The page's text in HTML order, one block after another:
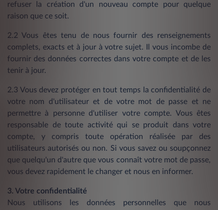
refuser la création d'un nouveau compte pour quelque
raison que ce soit.
2.2 Vous êtes tenu de nous fournir des renseignements
complets, exacts et à jour à votre sujet. Il vous incombe de
fournir des données correctes dans votre compte et de les
tenir à jour.
2.3 Vous devez protéger en tout temps la confidentialité de
votre nom d'utilisateur et de votre mot de passe et ne
permettre à personne d'utiliser votre compte. Vous êtes
responsable de toute activité qui se produit dans votre
compte, y compris toute opération réalisée par des
utilisateurs autorisés ou non. Si vous savez ou soupçonnez
que quelqu'un d'autre que vous connaît votre mot de passe,
vous devez rapidement le changer et nous en informer.
3. Votre confidentialité
Nous utilisons les données personnelles que nous